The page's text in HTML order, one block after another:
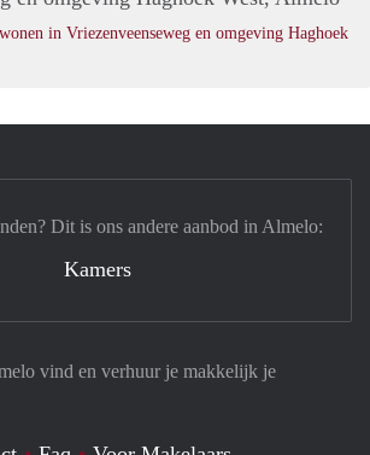
in Vriezenveenseweg en omgeving Haghoek
vind en verhuur je makkelijk je
Dit is ons andere aanbod in Almelo:
Kamers